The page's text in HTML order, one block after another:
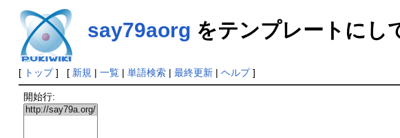
say79aorg をテンプレートにし
[ トップ] [ 新規 | 一覧| 単語検索| 最終更新| ヘルプ]
開始行: